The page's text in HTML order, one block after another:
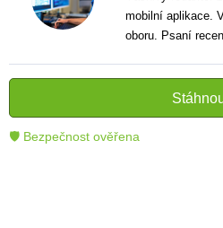
mobilní aplikace.
oboru. Psaní
pomáhají
moderní
🛡 Bezpečnost ověřena